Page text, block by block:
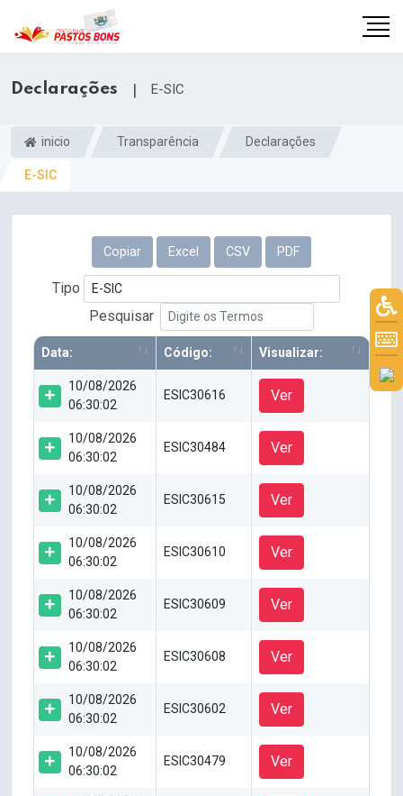
Declarações | E-SIC
inicio Transparência Declarações
E-SIC
Copiar Excel CSV PDF
Tipo
Pesquisar
Data: Código: Visualizar:
10/08/2026
06:30:02
ESIC30616 Ver
10/08/2026
06:30:02
ESIC30484 Ver
10/08/2026
06:30:02
ESIC30615 Ver
10/08/2026
06:30:02
ESIC30610 Ver
10/08/2026
06:30:02
ESIC30609 Ver
10/08/2026
06:30:02
ESIC30608 Ver
10/08/2026
06:30:02
ESIC30602 Ver
10/08/2026
06:30:02
ESIC30479 Ver